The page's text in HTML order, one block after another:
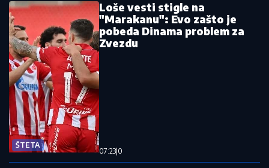
ŠTETA
Loše vesti stigle na
"Marakanu": Evo zašto je
pobeda Dinama problem za
Zvezdu
07:23 0